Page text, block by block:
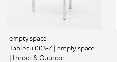
empty space
Tableau 003-Z | empty space
| Indoor & Outdoor